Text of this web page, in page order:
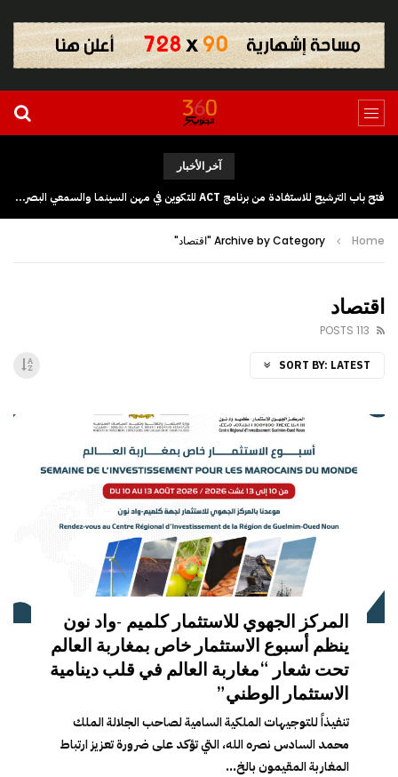
آخر الأخبار
فتح باب الترشيح للاستفادة من برنامج ACT للتكوين في مهن السينما والسمعي البصري بجهة كلميم وادنون
Home Archive by Category "اقتصاد"
اقتصاد
113 POSTS
SORT BY: LATEST
المركز الجهوي للاستثمار كلميم -واد نون
ينظم أسبوع الاستثمار خاص بمغاربة العالم
تحت شعار “مغاربة العالم في قلب دينامية
الاستثمار الوطني”
تنفيذاً للتوجيهات الملكية السامية لصاحب الجلالة الملك
محمد السادس نصره الله، التي تؤكد على ضرورة تعزيز ارتباط
المغاربة المقيمون بالخ...